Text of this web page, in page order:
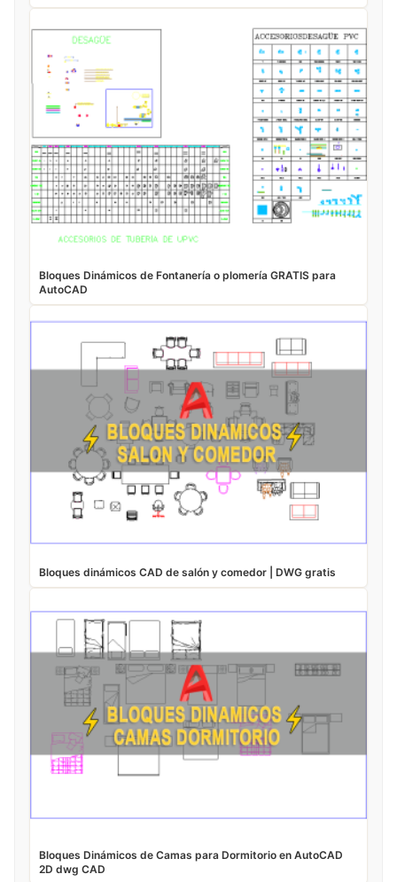
Bloques Dinámicos de Fontanería o plomería GRATIS para
AutoCAD
Bloques dinámicos CAD de salón y comedor | DWG gratis
Bloques Dinámicos de Camas para Dormitorio en AutoCAD
2D dwg CAD